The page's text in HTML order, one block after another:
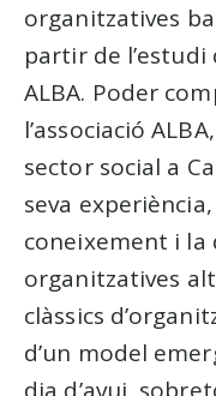
organitzatives
partir de l’estudi
ALBA. Poder
l’associació
sector social a
seva
coneixement i
organitzatives
clàssics
d’un model